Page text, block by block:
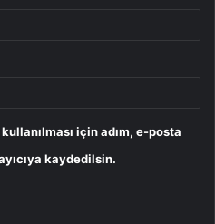
için adım, e-posta
kaydedilsin.